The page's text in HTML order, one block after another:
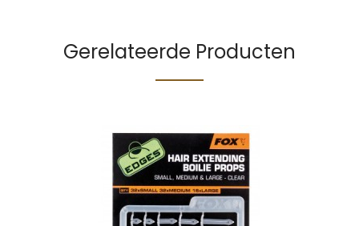
Gerelateerde Producten